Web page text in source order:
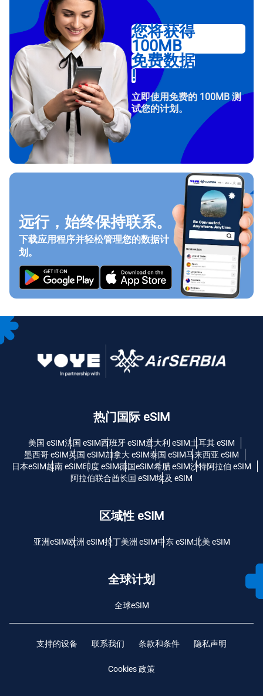
您将获得
100MB
免费数据
!
立即使用免费的 100MB 测
试您的计划。
远行，始终保持联系。
下载应用程序并轻松管理您的数据计
划。
热门国际 eSIM
美国 eSIM法国 eSIM西班牙 eSIM意大利 eSIM土耳其 eSIM
墨西哥 eSIM英国 eSIM加拿大 eSIM泰国 eSIM马来西亚 eSIM
日本eSIM越南 eSIM印度 eSIM德国eSIM希腊 eSIM沙特阿拉伯 eSIM
阿拉伯联合酋长国 eSIM埃及 eSIM
区域性 eSIM
亚洲eSIM欧洲 eSIM拉丁美洲 eSIM中东 eSIM北美 eSIM
全球计划
全球eSIM
支持的设备 联系我们 条款和条件 隐私声明
Cookies 政策